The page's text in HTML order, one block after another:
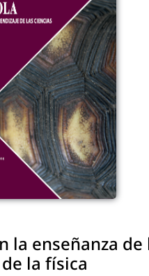
la enseñanza
la física